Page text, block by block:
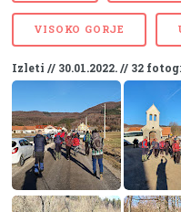
VISOKO GORJE
Izleti // 30.01.2022. // 32